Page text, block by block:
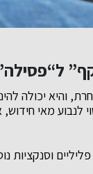
והיא יכולה
לנבוע מאי
וסנקציות